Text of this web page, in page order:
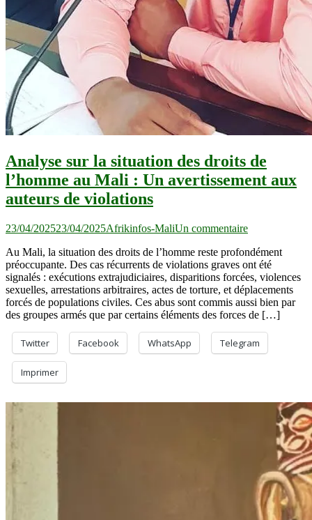
Analyse sur la situation des droits de
l’homme au Mali : Un avertissement aux
auteurs de violations
23/04/202523/04/2025Afrikinfos-MaliUn commentairesur
sur
la
situation
des
droits
de
au
Mali
aux
auteurs
violations
Au Mali, la situation des droits de l’homme reste profondément
préoccupante. Des cas récurrents de violations graves ont été
signalés : exécutions extrajudiciaires, disparitions forcées, violences
sexuelles, arrestations arbitraires, actes de torture, et déplacements
forcés de populations civiles. Ces abus sont commis aussi bien par
des groupes armés que par certains éléments des forces de […]
Twitter Facebook WhatsApp Telegram
Imprimer